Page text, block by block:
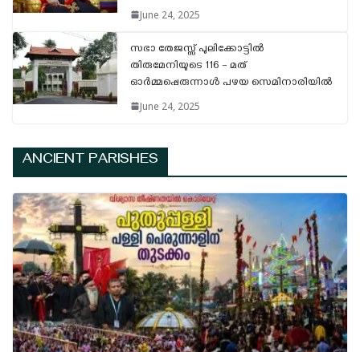
June 24, 2025
സഭാ തേജസ്സ് പുലിക്കോട്ടിൽ
തിരുമേനിയുടെ 116 – മത്
ഓർമ്മപ്പെരുന്നാൾ പഴയ സെമിനാരിയിൽ
June 24, 2025
ANCIENT PARISHES